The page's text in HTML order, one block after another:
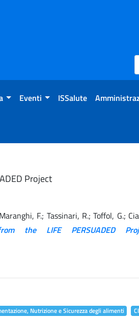
Eventi ISSalute
Project
F.; Tassinari, R.; Toffol, G.;
the LIFE PERSUADED
Nutrizione e Sicurezza degli alimenti